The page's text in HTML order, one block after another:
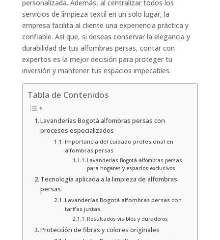
personalizada. Además, al centralizar todos los
servicios de limpieza textil en un solo lugar, la
empresa facilita al cliente una experiencia práctica y
confiable. Así que, si deseas conservar la elegancia y
durabilidad de tus alfombras persas, contar con
expertos es la mejor decisión para proteger tu
inversión y mantener tus espacios impecables.
Tabla de Contenidos
Lavanderías Bogotá alfombras persas con
procesos especializados
Importancia del cuidado profesional en
alfombras persas
Lavanderías Bogotá alfombras persas
para hogares y espacios exclusivos
Tecnología aplicada a la limpieza de alfombras
persas
Lavanderías Bogotá alfombras persas con
tarifas justas
Resultados visibles y duraderos
Protección de fibras y colores originales